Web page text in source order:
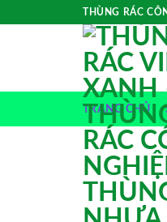
THÙNG RÁC
TRANG CHỦ